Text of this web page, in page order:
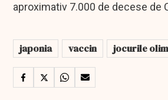
aproximativ 7.000 de decese de
japonia vaccin jocurile